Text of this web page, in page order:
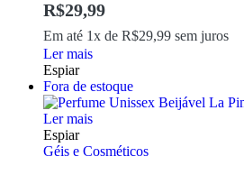
R$29,99
Em até 1x de R$29,99 sem juros
Ler mais
Espiar
Fora de estoque
Ler mais
Espiar
Géis e Cosméticos